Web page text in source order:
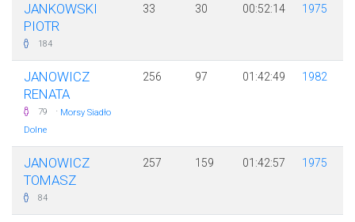
JANKOWSKI
PIOTR
184
33 30 00:52:14 1975
JANOWICZ
RENATA
79 · Morsy Siadło
Dolne
256 97 01:42:49 1982
JANOWICZ
TOMASZ
84
257 159 01:42:57 1975